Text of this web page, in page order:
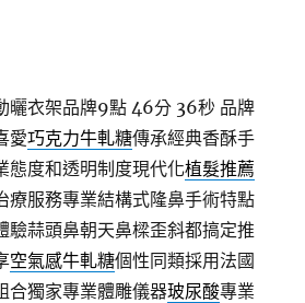
曬衣架品牌9點 46分 36秒 品牌
愛巧克力牛軋糖傳承經典香酥手
態度和透明制度現代化植髮推薦
療服務專業結構式隆鼻手術特點
驗蒜頭鼻朝天鼻樑歪斜都搞定推
空氣感牛軋糖個性同類採用法國
合獨家專業體雕儀器玻尿酸專業